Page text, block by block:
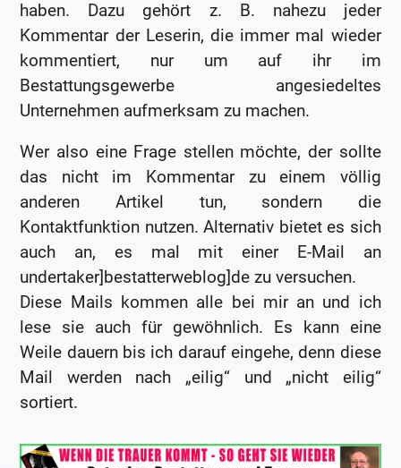
haben. Dazu gehört z. B. nahezu jeder
Kommentar der Leserin, die immer mal wieder
kommentiert, nur um auf ihr im
Bestattungsgewerbe angesiedeltes
Unternehmen aufmerksam zu machen.
Wer also eine Frage stellen möchte, der sollte
das nicht im Kommentar zu einem völlig
anderen Artikel tun, sondern die
Kontaktfunktion nutzen. Alternativ bietet es sich
auch an, es mal mit einer E-Mail an
undertaker]bestatterweblog]de zu versuchen.
Diese Mails kommen alle bei mir an und ich
lese sie auch für gewöhnlich. Es kann eine
Weile dauern bis ich darauf eingehe, denn diese
Mail werden nach „eilig“ und „nicht eilig“
sortiert.